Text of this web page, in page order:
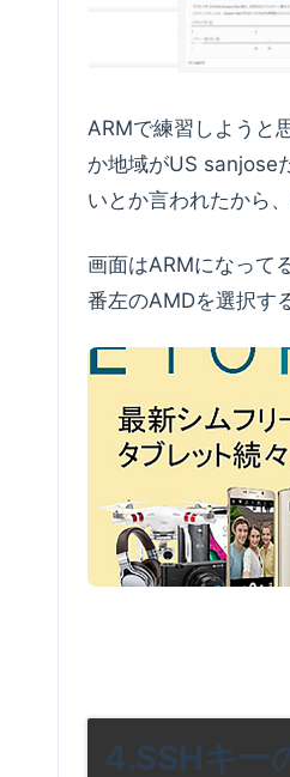
ARMで練習しようと
か地域がUS sanjose
いとか言われたから
画面はARMになって
番左のAMDを選択す
4.SSHキー